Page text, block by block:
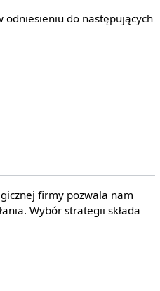
odniesieniu do następujących
firmy pozwala nam
Wybór strategii składa